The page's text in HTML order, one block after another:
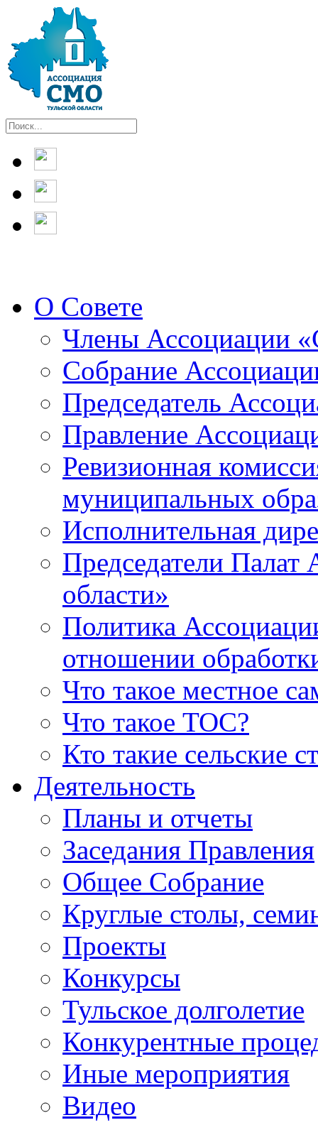
О Совете
Члены Ассоциации
Собрание
Председатель
Правление
Ревизионная
муниципальных
Исполнительная
Председатели
области»
Политика
отношении
Что такое местное
Что такое ТОС?
Кто такие сельские
Деятельность
Планы и отчеты
Заседания Правления
Общее Собрание
Круглые столы,
Проекты
Конкурсы
Тульское долголетие
Конкурентные
Иные мероприятия
Видео